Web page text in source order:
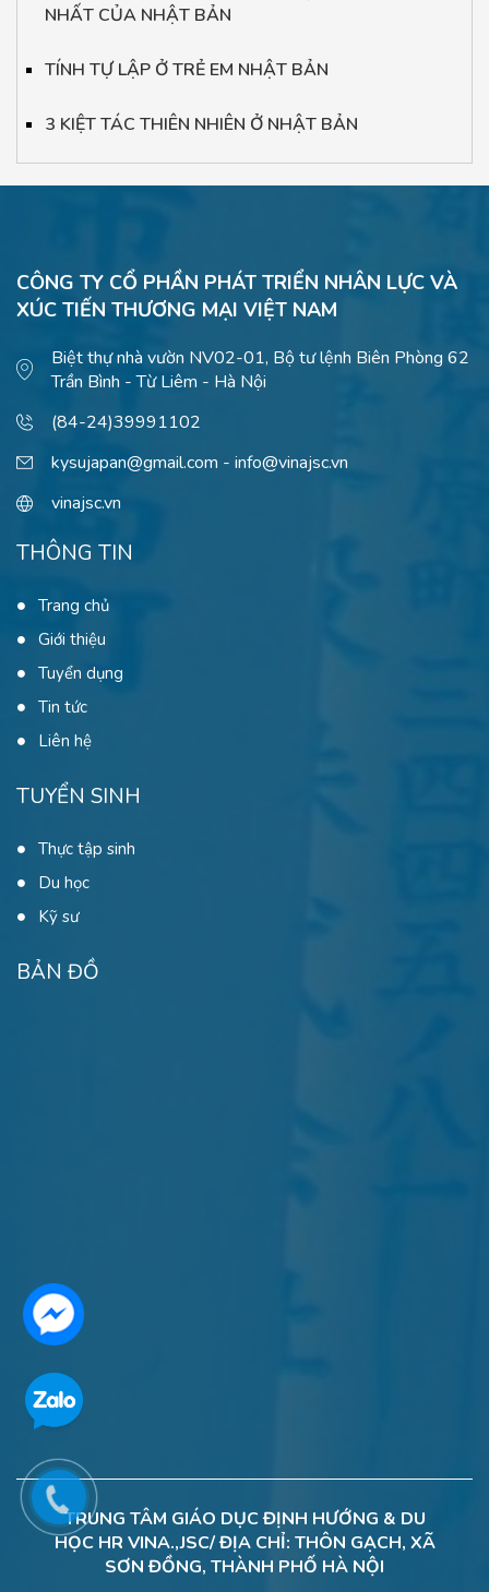
NHẤT CỦA NHẬT BẢN
TÍNH TỰ LẬP Ở TRẺ EM NHẬT BẢN
3 KIỆT TÁC THIÊN NHIÊN Ở NHẬT BẢN
CÔNG TY CỔ PHẦN PHÁT TRIỂN NHÂN LỰC VÀ
XÚC TIẾN THƯƠNG MẠI VIỆT NAM
Biệt thự nhà vườn NV02-01, Bộ tư lệnh Biên Phòng 62
Trần Bình - Từ Liêm - Hà Nội
(84-24)39991102
kysujapan@gmail.com - info@vinajsc.vn
vinajsc.vn
THÔNG TIN
Trang chủ
Giới thiệu
Tuyển dụng
Tin tức
Liên hệ
TUYỂN SINH
Thực tập sinh
Du học
Kỹ sư
BẢN ĐỒ
TRUNG TÂM GIÁO DỤC ĐỊNH HƯỚNG & DU
HỌC HR VINA.,JSC/ ĐỊA CHỈ: THÔN GẠCH, XÃ
SƠN ĐỒNG, THÀNH PHỐ HÀ NỘI